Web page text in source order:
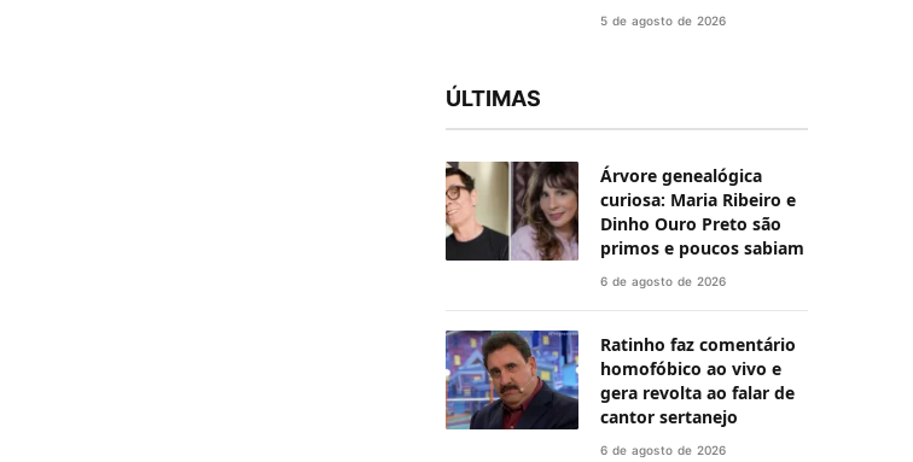
5 de agosto de 2026
ÚLTIMAS
Árvore genealógica
curiosa: Maria Ribeiro e
Dinho Ouro Preto são
primos e poucos sabiam
6 de agosto de 2026
Ratinho faz comentário
homofóbico ao vivo e
gera revolta ao falar de
cantor sertanejo
6 de agosto de 2026